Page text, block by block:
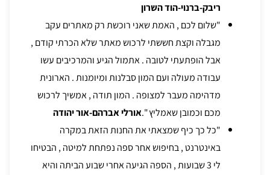
ריבק-ברנוי-הוד השרון
"שלום לכם , האמת שאני רוכשת רק מאתרים עקב
מגבלה וקצת חששתי לרכוש מאתר שלא הכרתי קודם ,
אבל הופתעתי לטובה . אתמול הגיע והמרכיבים עשו
עבודה מעולה ועם המון סבלנות ומיומנות . הארונית
מדהימה מעבר למצופה . המון תודה , אמשיך לרכוש
מכם וכמובן שאמליץ ".אורלי אברהם-אור יהודה
"כל כך כיף שמצאתי את החנות הזאת במקרה
באינטרנט , בחיפוש אחר ספה נפתחת למיטה , הבטיחו
לי 3 שבועות , הספה הגיעה אחרי שבוע הביתה והיא